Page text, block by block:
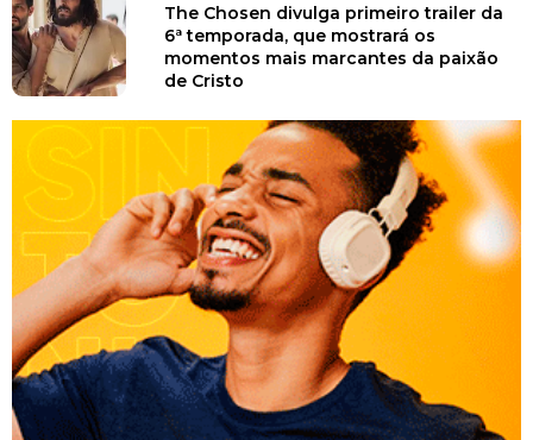
The Chosen divulga primeiro trailer da
6ª temporada, que mostrará os
momentos mais marcantes da paixão
de Cristo